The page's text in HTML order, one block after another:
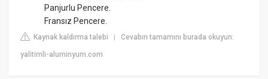
Panjurlu Pencere.
Fransız Pencere.
Kaynak kaldırma talebi |Cevabın tamamını burada okuyun:
yalitimli-aluminyum.com